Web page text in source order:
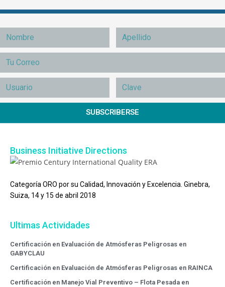
SUBSCRIBERSE
Business Initiative Directions
Categoría ORO por su Calidad, Innovación y Excelencia. Ginebra,
Suiza, 14 y 15 de abril 2018
Ultimas Actividades
Certificación en Evaluación de Atmósferas Peligrosas en
GABYCLAU
Certificación en Evaluación de Atmósferas Peligrosas en RAINCA
Certificación en Manejo Vial Preventivo – Flota Pesada en